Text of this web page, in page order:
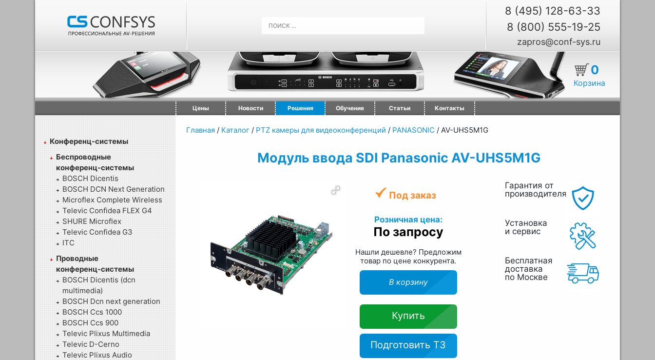
8 (495) 128-63-33
8 (800) 555-19-25
zapros@conf-sys.ru
0
Корзина
Цены Новости Решения Обучение Статьи Контакты
Конференц-системы
Беспроводные
конференц-системы
BOSCH Dicentis
BOSCH DCN Next Generation
Microflex Complete Wireless
Televic Confidea FLEX G4
SHURE Microflex
Televic Confidea G3
ITC
Проводные
конференц-системы
BOSCH Dicentis (dcn
multimedia)
BOSCH Dcn next generation
BOSCH Ccs 1000
BOSCH Ccs 900
Televic Plixus Multimedia
Televic D-Cerno
Televic Plixus Audio
Главная / Каталог / PTZ камеры для видеоконференций / PANASONIC / AV-UHS5M1G
Модуль ввода SDI Panasonic AV-UHS5M1G
Под заказ
Розничная цена:
По запросу
Нашли дешевле? Предложим
товар по цене конкурента.
В корзину
Купить
Подготовить ТЗ
Гарантия от
производителя
Установка
и сервис
Бесплатная
доставка
по Москве